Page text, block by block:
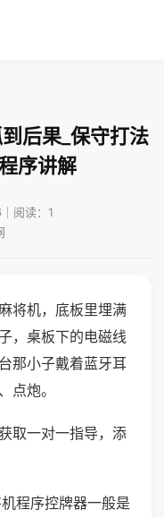
后果_保守打法
序讲解
阅读：1
将机，底板里埋满
，桌板下的电磁线
那小子戴着蓝牙耳
点炮。
取一对一指导，添
程序控牌器一般是